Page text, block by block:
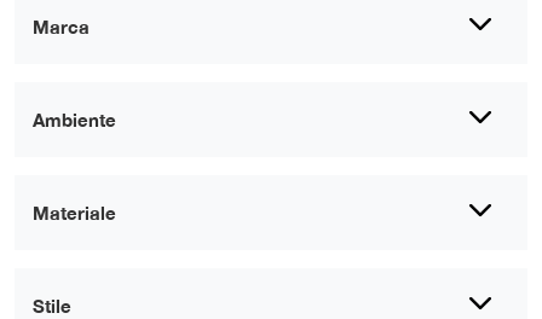
Marca
Ambiente
Materiale
Stile